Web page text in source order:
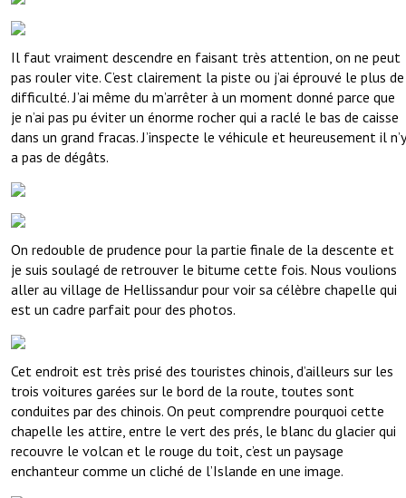
Il faut vraiment descendre en faisant très attention, on ne peut
pas rouler vite. C’est clairement la piste ou j’ai éprouvé le plus de
difficulté. J’ai même du m’arrêter à un moment donné parce que
je n’ai pas pu éviter un énorme rocher qui a raclé le bas de caisse
dans un grand fracas. J’inspecte le véhicule et heureusement il n’y
a pas de dégâts.
On redouble de prudence pour la partie finale de la descente et
je suis soulagé de retrouver le bitume cette fois. Nous voulions
aller au village de Hellissandur pour voir sa célèbre chapelle qui
est un cadre parfait pour des photos.
Cet endroit est très prisé des touristes chinois, d’ailleurs sur les
trois voitures garées sur le bord de la route, toutes sont
conduites par des chinois. On peut comprendre pourquoi cette
chapelle les attire, entre le vert des prés, le blanc du glacier qui
recouvre le volcan et le rouge du toit, c’est un paysage
enchanteur comme un cliché de l’Islande en une image.